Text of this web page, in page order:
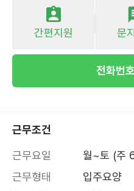
간편지원 문
전화번
근무조건
근무요일
월~토 (주
근무형태
입주요양